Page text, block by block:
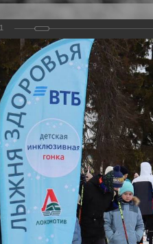
Версия для
Новости
"Лыжня здоровья" 2022
населенных пунктов России,